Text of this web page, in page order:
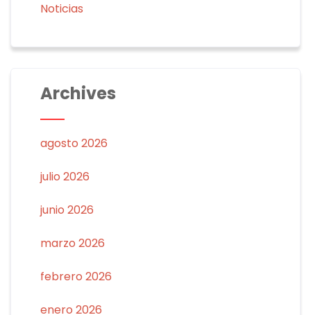
Noticias
Archives
agosto 2026
julio 2026
junio 2026
marzo 2026
febrero 2026
enero 2026